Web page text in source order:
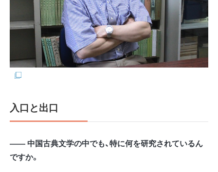
入口と出口
―― 中国古典文学の中でも、特に何を研究されているん
ですか。